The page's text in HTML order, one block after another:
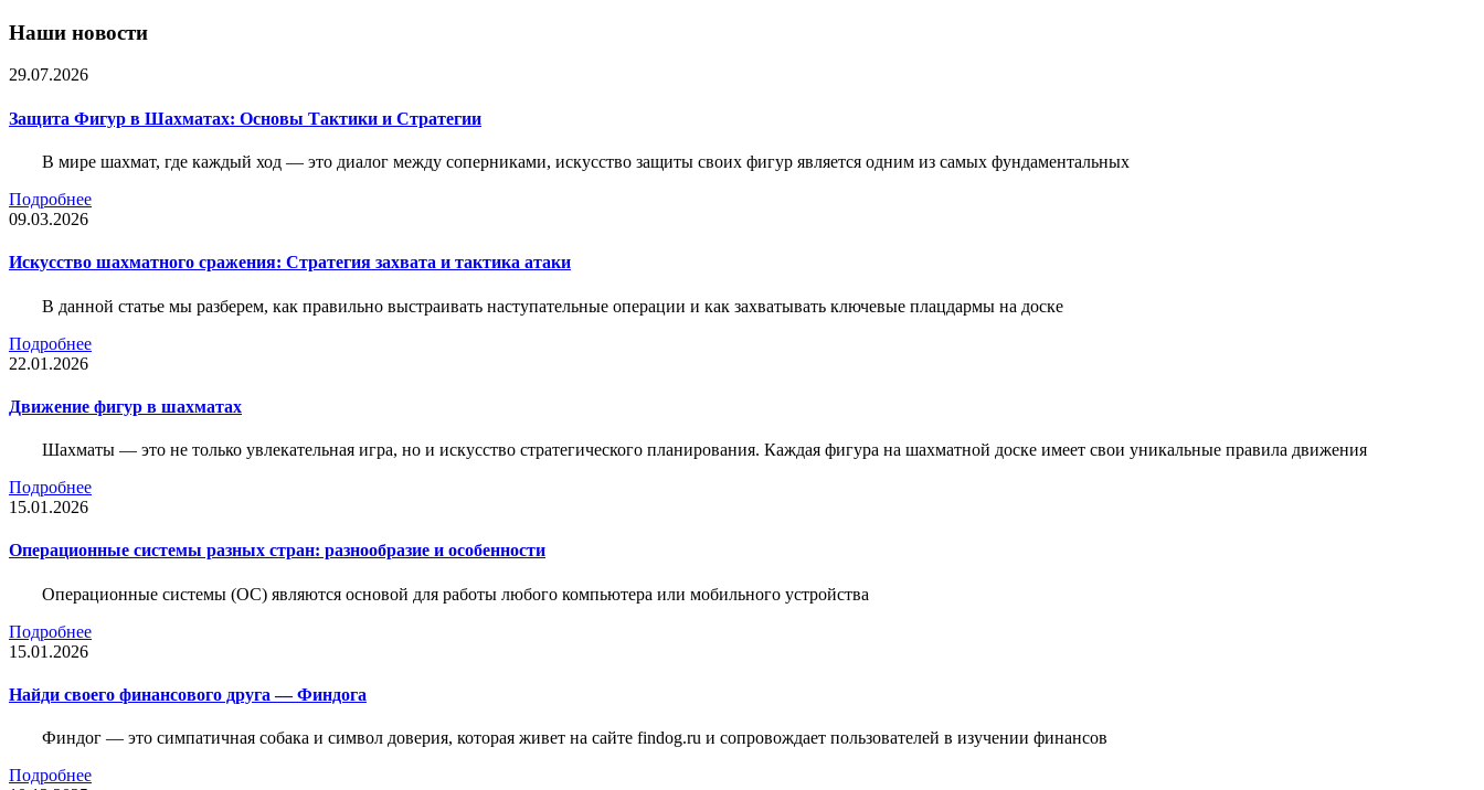
Наши новости
29.07.2026
Защита Фигур в Шахматах: Основы Тактики и Стратегии
В мире шахмат, где каждый ход — это диалог между соперниками, искусство защиты своих фигур является одним из самых фундаментальных
Подробнее
09.03.2026
Искусство шахматного сражения: Стратегия захвата и тактика атаки
В данной статье мы разберем, как правильно выстраивать наступательные операции и как захватывать ключевые плацдармы на доске
Подробнее
22.01.2026
Движение фигур в шахматах
Шахматы — это не только увлекательная игра, но и искусство стратегического планирования. Каждая фигура на шахматной доске имеет свои уникальные правила движения
Подробнее
15.01.2026
Операционные системы разных стран: разнообразие и особенности
Операционные системы (ОС) являются основой для работы любого компьютера или мобильного устройства
Подробнее
15.01.2026
Найди своего финансового друга — Финдога
Финдог — это симпатичная собака и символ доверия, которая живет на сайте findog.ru и сопровождает пользователей в изучении финансов
Подробнее